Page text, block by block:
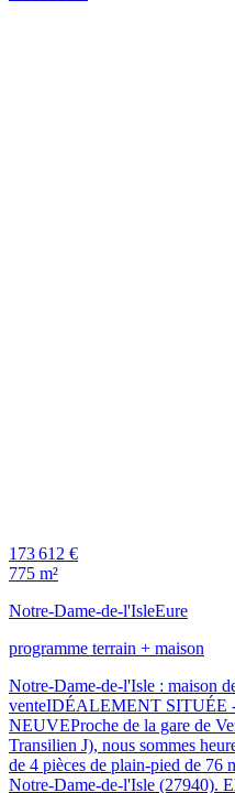
173 612 €
775 m²
Notre-Dame-de-l'IsleEure
programme terrain + maison
Notre-Dame-de-l'Isle : maison
venteIDÉALEMENT SITUÉE
NEUVEProche de la gare de
Transilien J), nous sommes
de 4 pièces de plain-pied de 76
Notre-Dame-de-l'Isle (27940).